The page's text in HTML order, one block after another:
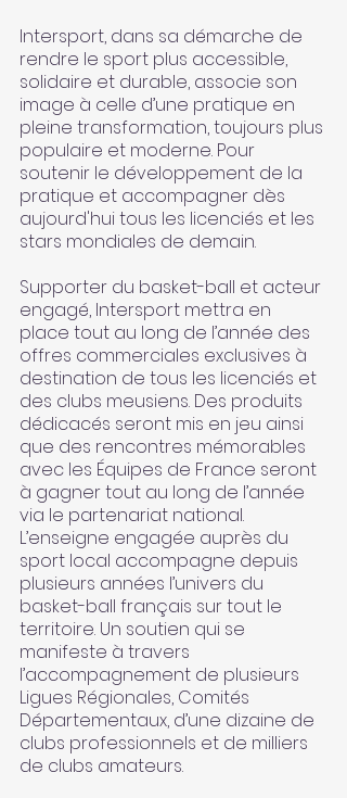
Intersport, dans sa démarche de
rendre le sport plus accessible,
solidaire et durable, associe son
image à celle d’une pratique en
pleine transformation, toujours plus
populaire et moderne. Pour
soutenir le développement de la
pratique et accompagner dès
aujourd'hui tous les licenciés et les
stars mondiales de demain.
Supporter du basket-ball et acteur
engagé, Intersport mettra en
place tout au long de l’année des
offres commerciales exclusives à
destination de tous les licenciés et
des clubs meusiens. Des produits
dédicacés seront mis en jeu ainsi
que des rencontres mémorables
avec les Équipes de France seront
à gagner tout au long de l’année
via le partenariat national.
L’enseigne engagée auprès du
sport local accompagne depuis
plusieurs années l’univers du
basket-ball français sur tout le
territoire. Un soutien qui se
manifeste à travers
l’accompagnement de plusieurs
Ligues Régionales, Comités
Départementaux, d’une dizaine de
clubs professionnels et de milliers
de clubs amateurs.